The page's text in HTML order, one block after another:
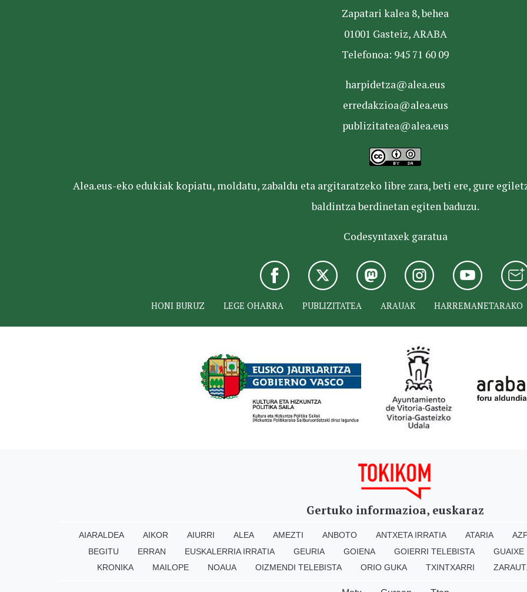
Zapatari kalea 8, behea
01001 Gasteiz, ARABA
Telefonoa: 945 71 60 09
harpidetza@alea.eus
erredakzioa@alea.eus
publizitatea@alea.eus
Alea.eus-eko edukiak kopiatu, moldatu, zabaldu eta argitaratzeko libre zara, beti ere, gure
baldintza berdinetan egiten baduzu.
Codesyntaxek garatua
HONI BURUZ LEGE OHARRA PUBLIZITATEA ARAUAK HARREMANETARAKO
Gertuko informazioa, euskaraz
AIARALDEA AIKOR AIURRI ALEA AMEZTI ANBOTO ANTXETA IRRATIA ATARIA
BEGITU
ERRAN EUSKALERRIA IRRATIA GEURIA GOIENA GOIERRI TELEBISTA
GUAIXE
KRONIKA
MAILOPE NOAUA OIZMENDI TELEBISTA ORIO GUKA TXINTXARRI